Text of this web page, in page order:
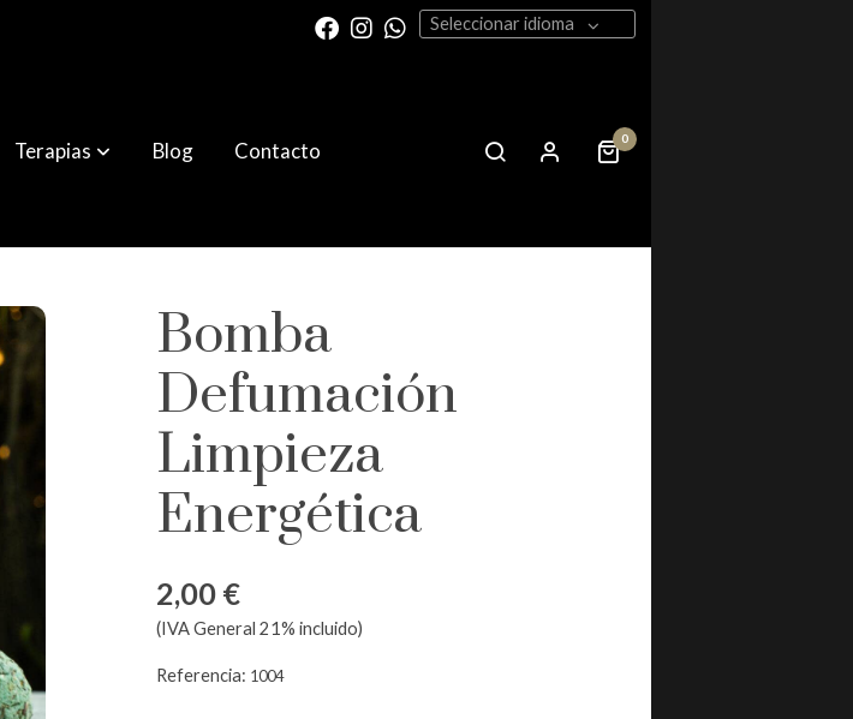
Seleccionar idioma
Terapias Blog Contacto 0
Bomba
Defumación
Limpieza
Energética
2,00 €
(IVA General 21% incluido)
Referencia: 1004